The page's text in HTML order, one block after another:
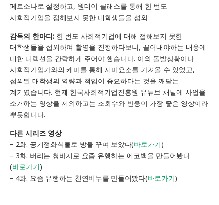
페르소나로 설정하고, 원데이 클래스를 통해 한 번도
사회적기업을 접해보지 못한 대학생들을 섭외
감독의 한마디: 한 번도 사회적기업에 대해 접해보지 못한
대학생들을 섭외하여 촬영을 진행하다보니, 끌어내야하는 내용에
대한 디렉션을 간략하게 주어야 했습니다. 이외 돌발상황이나
사회적기업가와의 케미를 통해 재미요소를 가져올 수 있었고,
섭외된 대학생의 역량과 책임이 중요하다는 것을 깨닫는
계기였습니다. 현재 한국사회적기업진흥원 유튜브 채널에 사업을
소개하는 영상을 제외하고는 조회수와 반응이 가장 좋은 영상이라
뿌듯합니다.
다른 시리즈 영상
– 2화. 공기정화식물로 방을 꾸며 보았다(바로가기)
– 3화. 버리는 청바지로 요즘 유행하는 에코백을 만들어봤다
(바로가기)
– 4화. 요즘 유행하는 천연비누를 만들어봤다(바로가기)